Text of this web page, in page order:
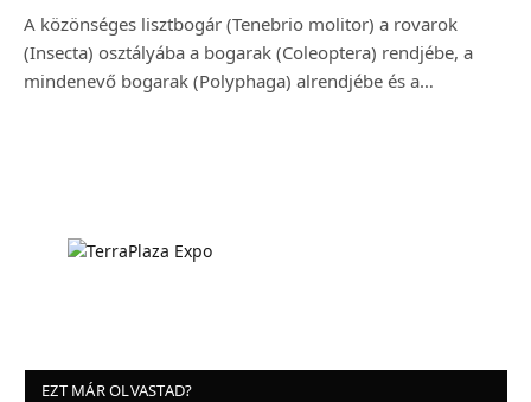
A közönséges lisztbogár (Tenebrio molitor) a rovarok
(Insecta) osztályába a bogarak (Coleoptera) rendjébe, a
mindenevő bogarak (Polyphaga) alrendjébe és a…
EZT MÁR OLVASTAD?